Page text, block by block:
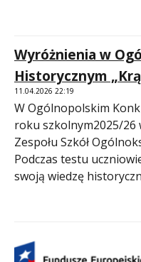
Wyróżnienia w
Historycznym
11.04.2026 22:19
W Ogólnopolskim
roku szkolnym2025/26
Zespołu Szkół
Podczas testu
swoją wiedzę